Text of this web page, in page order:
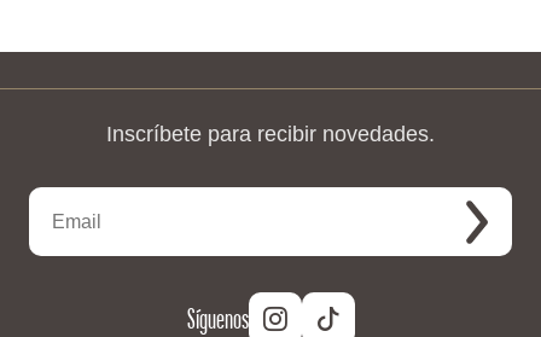
Inscríbete para recibir novedades.
Síguenos